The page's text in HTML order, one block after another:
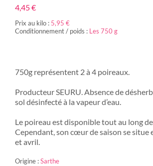
4,45€
Prix au kilo : 5,95 €
Conditionnement / poids : Les 750 g
750g représentent 2 à 4 poireaux.
Producteur SEURU. Absence de
sol désinfecté à la vapeur d’eau.
Le poireau est disponible tout au long de
Cependant, son cœur de saison se situe
et avril.
Origine :Sarthe